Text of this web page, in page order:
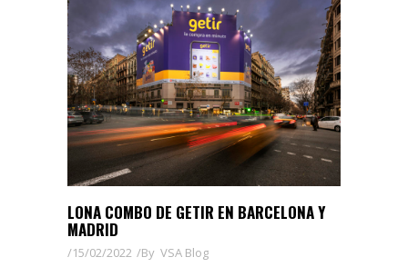
LONA COMBO DE GETIR EN BARCELONA Y
MADRID
15/02/2022 By VSA Blog